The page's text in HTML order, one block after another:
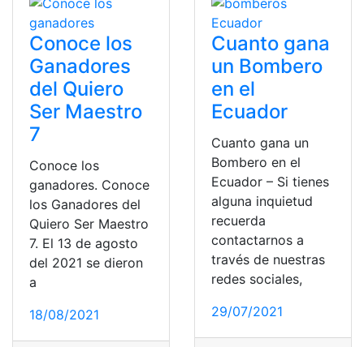
Conoce los
Ganadores
del Quiero
Ser Maestro
7
Conoce los
ganadores. Conoce
los Ganadores del
Quiero Ser Maestro
7. El 13 de agosto
del 2021 se dieron
a
18/08/2021
Cuanto gana
un Bombero
en el
Ecuador
Cuanto gana un
Bombero en el
Ecuador – Si tienes
alguna inquietud
recuerda
contactarnos a
través de nuestras
redes sociales,
29/07/2021